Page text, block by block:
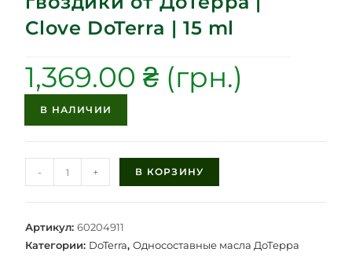
Clove DoTerra | 15 ml
1,369.00₴
В НАЛИЧИИ
- + В КОРЗИНУ
Артикул:60204911
Категории: DoTerra,Односоставные масла ДоТерра